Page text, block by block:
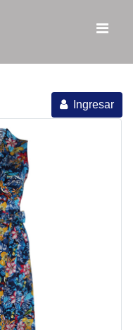
Ingresar